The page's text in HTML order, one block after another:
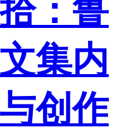
：鲁
集内
创作